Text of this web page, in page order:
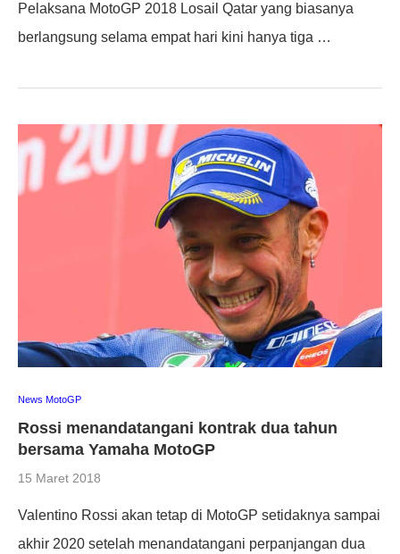
Pelaksana MotoGP 2018 Losail Qatar yang biasanya
berlangsung selama empat hari kini hanya tiga …
News MotoGP
Rossi menandatangani kontrak dua tahun
bersama Yamaha MotoGP
15 Maret 2018
Valentino Rossi akan tetap di MotoGP setidaknya sampai
akhir 2020 setelah menandatangani perpanjangan dua